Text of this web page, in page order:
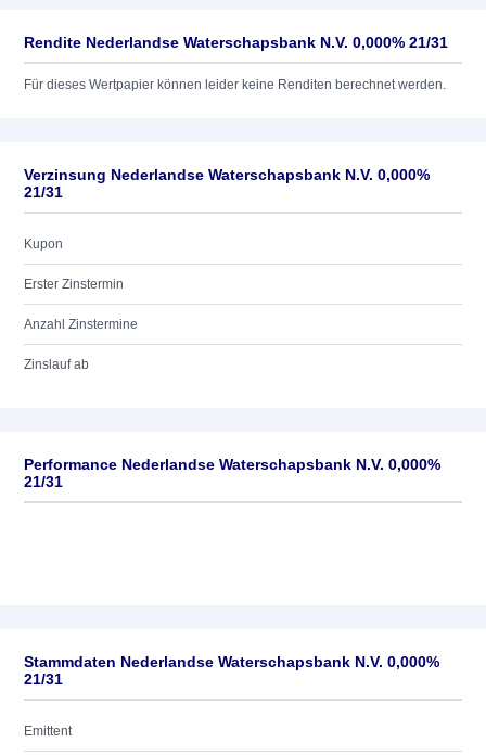
Rendite Nederlandse Waterschapsbank N.V. 0,000% 21/31
Für dieses Wertpapier können leider keine Renditen berechnet werden.
Verzinsung Nederlandse Waterschapsbank N.V. 0,000%
21/31
Kupon
Erster Zinstermin
Anzahl Zinstermine
Zinslauf ab
Performance Nederlandse Waterschapsbank N.V. 0,000%
21/31
Stammdaten Nederlandse Waterschapsbank N.V. 0,000%
21/31
Emittent